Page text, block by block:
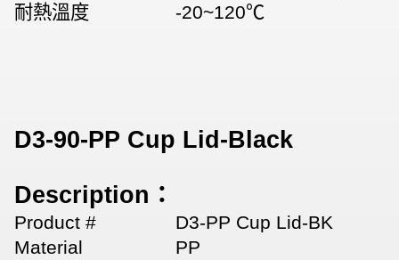
耐熱溫度
-20~120℃
D3-90-PP Cup Lid-Black
Description：
Product #
D3-PP Cup Lid-BK
Material
PP